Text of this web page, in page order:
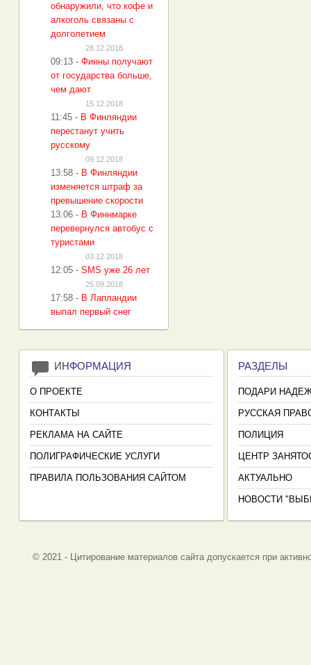
обнаружили, что кофе и
алкоголь связаны с
долголетием
28.12.2018
09:13 - Финны получают
от государства больше,
чем дают
15.12.2018
11:45 - В Финляндии
перестанут учить
русскому
09.12.2018
13:58 - В Финляндии
изменяется штраф за
превышение скорости
13:06 - В Финнмарке
перевернулся автобус с
туристами
03.12.2018
12:05 - SMS уже 26 лет
25.09.2018
17:58 - В Лапландии
выпал первый снег
ИНФОРМАЦИЯ
О ПРОЕКТЕ
КОНТАКТЫ
РЕКЛАМА НА САЙТЕ
ПОЛИГРАФИЧЕСКИЕ УСЛУГИ
ПРАВИЛА ПОЛЬЗОВАНИЯ САЙТОМ
РАЗДЕЛЫ
ПОДАРИ
РУССКАЯ
ПОЛИЦИЯ
ЦЕНТР
АКТУАЛЬНО
НОВОСТИ
© 2021 - Цитирование материалов сайта допускается при